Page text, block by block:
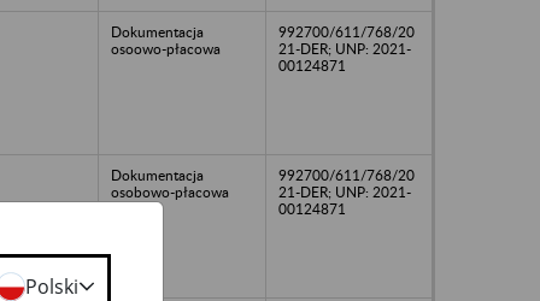
Dokumentacja
osoowo-płacowa
992700/611/768/20
21-DER; UNP: 2021-
00124871
Dokumentacja
osobowo-płacowa
992700/611/768/20
21-DER; UNP: 2021-
00124871
Polski